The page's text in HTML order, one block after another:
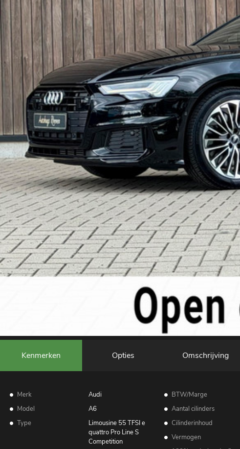
Kenmerken Opties Omschrijving
Merk
Audi
Model
A6
Type
Limousine 55 TFSI e
quattro Pro Line S
Competition
BTW/Marge
Aantal cilinders
Cilinderinhoud
Vermogen